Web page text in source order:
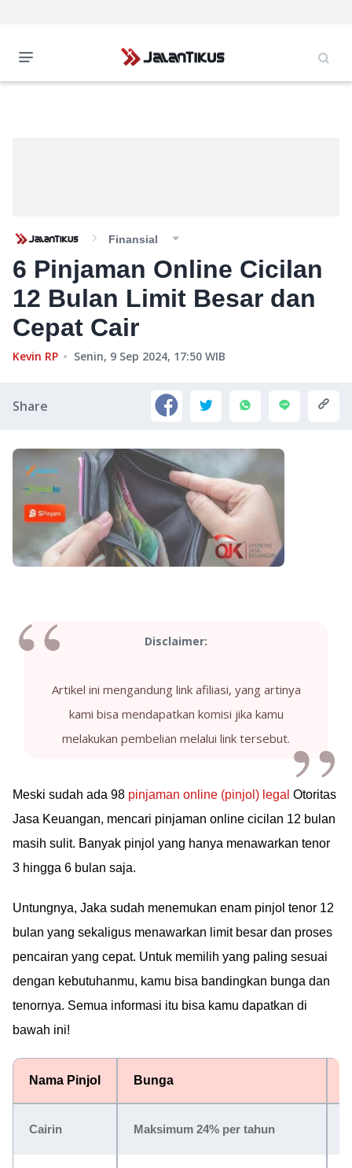
Finansial
6 Pinjaman Online Cicilan
12 Bulan Limit Besar dan
Cepat Cair
Kevin RP Senin, 9 Sep 2024, 17:50 WIB
Share
Disclaimer:
Artikel ini mengandung link afiliasi, yang artinya
kami bisa mendapatkan komisi jika kamu
melakukan pembelian melalui link tersebut.
Meski sudah ada 98 pinjaman online (pinjol) legal Otoritas
Jasa Keuangan, mencari pinjaman online cicilan 12 bulan
masih sulit. Banyak pinjol yang hanya menawarkan tenor
3 hingga 6 bulan saja.
Untungnya, Jaka sudah menemukan enam pinjol tenor 12
bulan yang sekaligus menawarkan limit besar dan proses
pencairan yang cepat. Untuk memilih yang paling sesuai
dengan kebutuhanmu, kamu bisa bandingkan bunga dan
tenornya. Semua informasi itu bisa kamu dapatkan di
bawah ini!
Nama Pinjol Bunga
Cairin Maksimum 24% per tahun